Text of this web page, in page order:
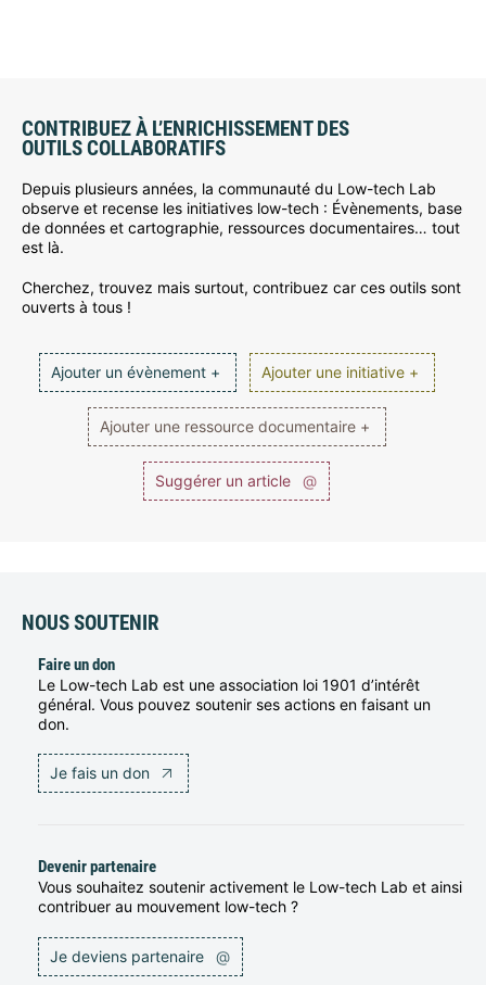
CONTRIBUEZ À L’ENRICHISSEMENT DES
OUTILS COLLABORATIFS
Depuis plusieurs années, la communauté du Low-tech Lab
observe et recense les initiatives low-tech : Évènements, base
de données et cartographie, ressources documentaires… tout
est là.
Cherchez, trouvez mais surtout, contribuez car ces outils sont
ouverts à tous !
Ajouter un évènement + Ajouter une initiative +
Ajouter une ressource documentaire +
Suggérer un article @
NOUS SOUTENIR
Faire un don
Le Low-tech Lab est une association loi 1901 d’intérêt
général. Vous pouvez soutenir ses actions en faisant un
don.
Je fais un don
Devenir partenaire
Vous souhaitez soutenir activement le Low-tech Lab et ainsi
contribuer au mouvement low-tech ?
Je deviens partenaire @